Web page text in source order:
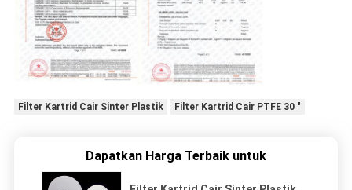
Filter Kartrid Cair Sinter Plastik Filter Kartrid Cair PTFE 30 "
Dapatkan Harga Terbaik untuk